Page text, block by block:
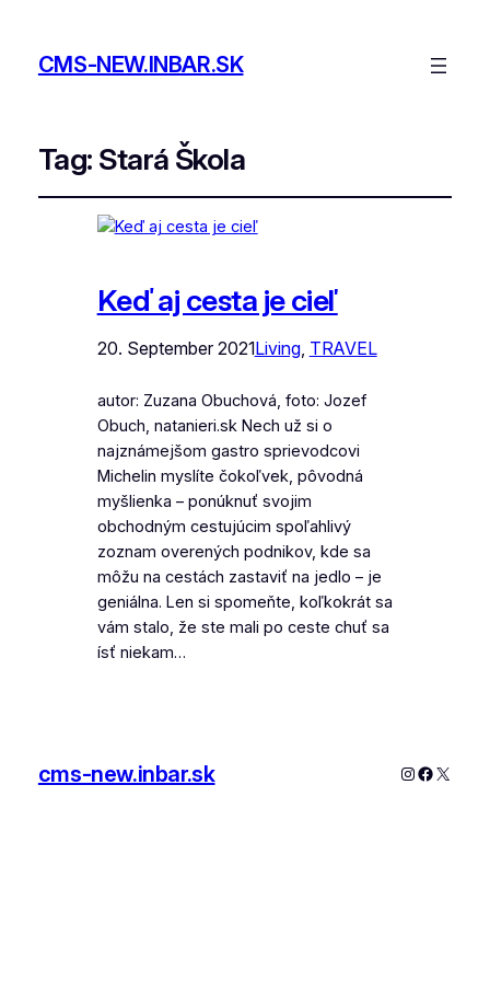
CMS-NEW.INBAR.SK
Tag: Stará Škola
Keď aj cesta je cieľ
20. September 2021Living, TRAVEL
autor: Zuzana Obuchová, foto: Jozef
Obuch, natanieri.sk Nech už si o
najznámejšom gastro sprievodcovi
Michelin myslíte čokoľvek, pôvodná
myšlienka – ponúknuť svojim
obchodným cestujúcim spoľahlivý
zoznam overených podnikov, kde sa
môžu na cestách zastaviť na jedlo – je
geniálna. Len si spomeňte, koľkokrát sa
vám stalo, že ste mali po ceste chuť sa
ísť niekam…
cms-new.inbar.sk Instagram
X